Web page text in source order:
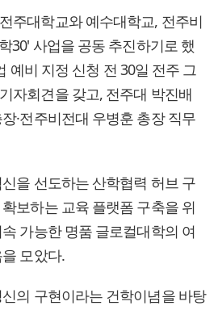
주대학교와 예수대학교, 전주비
30' 사업을 공동 추진하기로 했
예비 지정 신청 전 30일 전주 그
자회견을 갖고, 전주대 박진배
·전주비전대 우병훈 총장 직무
을 선도하는 산학협력 허브 구
보하는 교육 플랫폼 구축을 위
가능한 명품 글로컬대학의 여
모았다.
의 구현이라는 건학이념을 바탕